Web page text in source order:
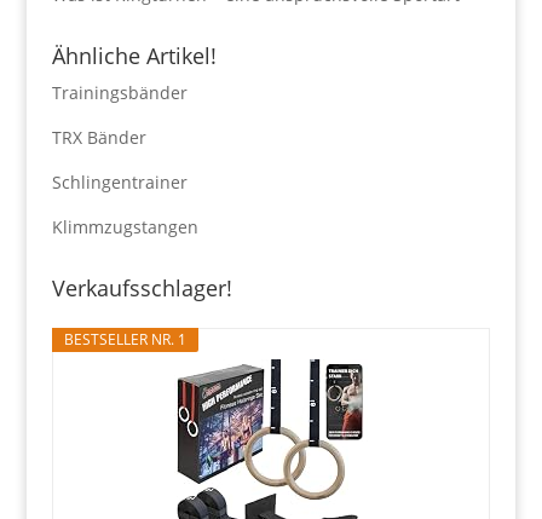
Ähnliche Artikel!
Trainingsbänder
TRX Bänder
Schlingentrainer
Klimmzugstangen
Verkaufsschlager!
BESTSELLER NR. 1